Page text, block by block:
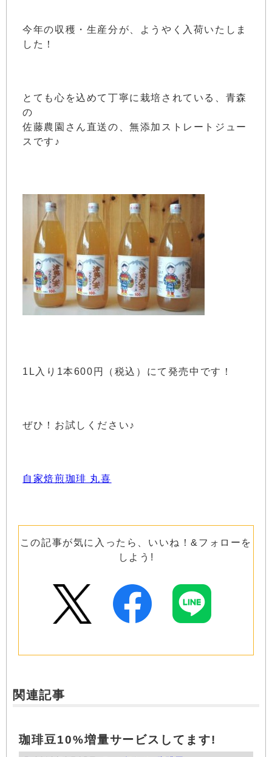
今年の収穫・生産分が、ようやく入荷いたしま
した！
とても心を込めて丁寧に栽培されている、青森
の
佐藤農園さん直送の、無添加ストレートジュー
スです♪
1L入り1本600円（税込）にて発売中です！
ぜひ！お試しください♪
自家焙煎珈琲 丸喜
この記事が気に入ったら、いいね！&フォローを
しよう!
関連記事
珈琲豆10%増量サービスしてます!